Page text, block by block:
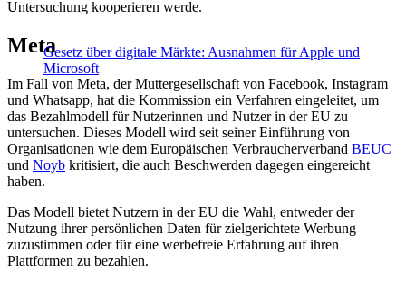
Untersuchung kooperieren werde.
Gesetz über digitale Märkte: Ausnahmen für Apple und
Microsoft
Meta
Im Fall von Meta, der Muttergesellschaft von Facebook, Instagram
und Whatsapp, hat die Kommission ein Verfahren eingeleitet, um
das Bezahlmodell für Nutzerinnen und Nutzer in der EU zu
untersuchen. Dieses Modell wird seit seiner Einführung von
Organisationen wie dem Europäischen Verbraucherverband BEUC
und Noyb kritisiert, die auch Beschwerden dagegen eingereicht
haben.
Das Modell bietet Nutzern in der EU die Wahl, entweder der
Nutzung ihrer persönlichen Daten für zielgerichtete Werbung
zuzustimmen oder für eine werbefreie Erfahrung auf ihren
Plattformen zu bezahlen.